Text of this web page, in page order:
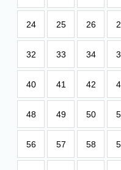
24 25 26
32 33 34
40 41 42
48 49 50
56 57 58